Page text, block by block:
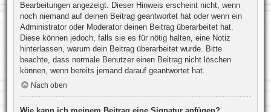
Bearbeitungen angezeigt. Dieser Hinweis erscheint nicht, wenn
noch niemand auf deinen Beitrag geantwortet hat oder wenn ein
Administrator oder Moderator deinen Beitrag überarbeitet hat.
Diese können jedoch, falls sie es für nötig halten, eine Notiz
hinterlassen, warum dein Beitrag überarbeitet wurde. Bitte
beachte, dass normale Benutzer einen Beitrag nicht löschen
können, wenn bereits jemand darauf geantwortet hat.
Nach oben